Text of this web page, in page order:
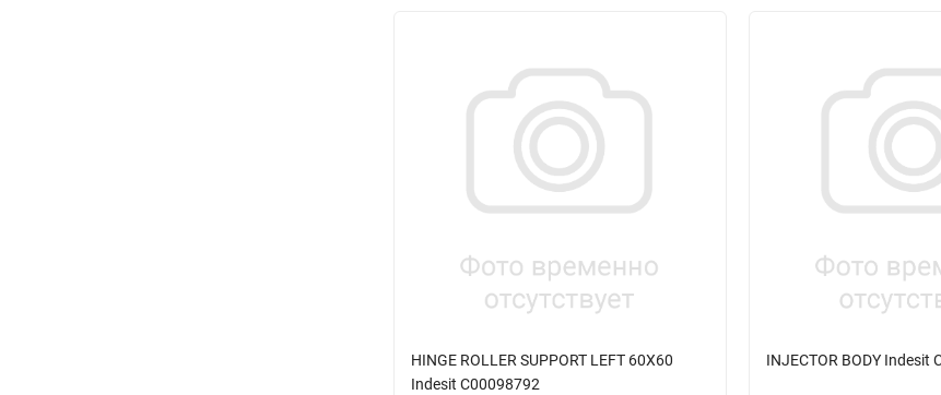
HINGE ROLLER SUPPORT LEFT 60X60
Indesit C00098792
INJECTOR BODY Indesit